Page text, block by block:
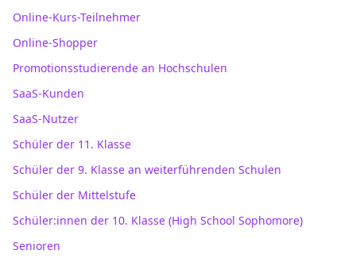
Online-Kurs-Teilnehmer
Online-Shopper
Promotionsstudierende an Hochschulen
SaaS-Kunden
SaaS-Nutzer
Schüler der 11. Klasse
Schüler der 9. Klasse an weiterführenden Schulen
Schüler der Mittelstufe
Schüler:innen der 10. Klasse (High School Sophomore)
Senioren